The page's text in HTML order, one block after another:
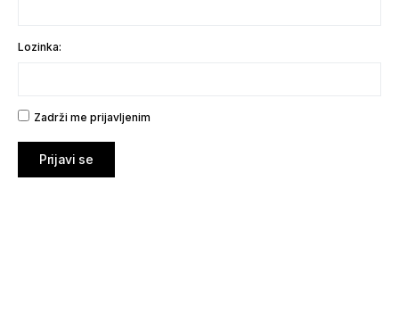
Lozinka:
Zadrži me prijavljenim
Prijavi se